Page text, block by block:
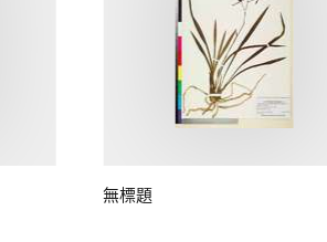
無標題